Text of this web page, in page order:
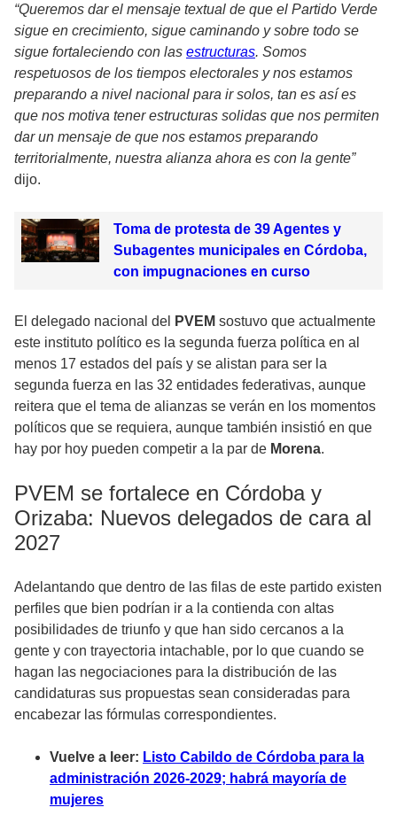
“Queremos dar el mensaje textual de que el Partido Verde
sigue en crecimiento, sigue caminando y sobre todo se
sigue fortaleciendo con las estructuras. Somos
respetuosos de los tiempos electorales y nos estamos
preparando a nivel nacional para ir solos, tan es así es
que nos motiva tener estructuras solidas que nos permiten
dar un mensaje de que nos estamos preparando
territorialmente, nuestra alianza ahora es con la gente”
dijo.
Toma de protesta de 39 Agentes y
Subagentes municipales en Córdoba,
con impugnaciones en curso
El delegado nacional del PVEM sostuvo que actualmente
este instituto político es la segunda fuerza política en al
menos 17 estados del país y se alistan para ser la
segunda fuerza en las 32 entidades federativas, aunque
reitera que el tema de alianzas se verán en los momentos
políticos que se requiera, aunque también insistió en que
hay por hoy pueden competir a la par de Morena.
PVEM se fortalece en Córdoba y
Orizaba: Nuevos delegados de cara al
2027
Adelantando que dentro de las filas de este partido existen
perfiles que bien podrían ir a la contienda con altas
posibilidades de triunfo y que han sido cercanos a la
gente y con trayectoria intachable, por lo que cuando se
hagan las negociaciones para la distribución de las
candidaturas sus propuestas sean consideradas para
encabezar las fórmulas correspondientes.
Vuelve a leer: Listo Cabildo de Córdoba para la
administración 2026-2029; habrá mayoría de
mujeres